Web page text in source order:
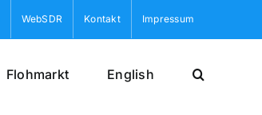
WebSDR Kontakt Impressum
Flohmarkt English